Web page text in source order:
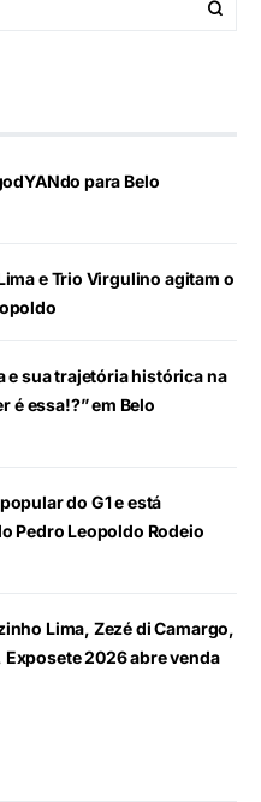
para Belo
e Trio Virgulino agitam o
e sua trajetória histórica na
é essa!?” em Belo
do G1 e está
Pedro Leopoldo Rodeio
Lima, Zezé di Camargo,
2026 abre venda